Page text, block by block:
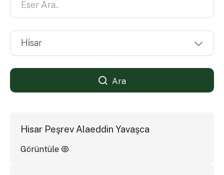
Ara
Hisar Peşrev Alaeddin Yavaşca
Görüntüle